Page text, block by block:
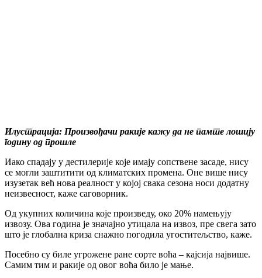
Илустрација: Произвођачи ракије кажу да не памте лошију
годину од прошле
Иако спадају у дестилерије које имају сопствене засаде, нису
се могли заштитити од климатских промена. Оне више нису
изузетак већ нова реалност у којој свака сезона носи додатну
неизвесност, каже саговорник.
Од укупних количина које произведу, око 20% намењују
извозу. Ова година је значајно утицала на извоз, пре свега зато
што је глобална криза снажно погодила угоститељство, каже.
Посебно су биле угрожене ране сорте воћа – кајсија највише.
Самим тим и ракије од овог воћа било је мање.